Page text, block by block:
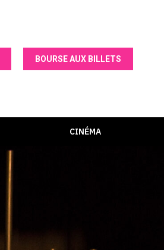
BOURSE AUX BILLETS
CINÉMA